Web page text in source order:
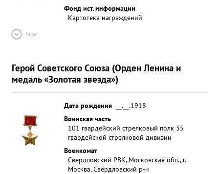
Фонд ист. информации
Картотека награждений
Ещё
Герой Советского Союза (Орден Ленина и
медаль «Золотая звезда»)
Дата рождения
__.__.1918
Воинская часть
101 гвардейский стрелковый полк 35
гвардейской стрелковой дивизии
Военкомат
Свердловский РВК, Московская обл., г.
Москва, Свердловский р-н